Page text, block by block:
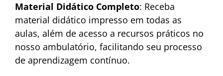
Material Didático Completo: Receba
material didático impresso em todas as
aulas, além de acesso a recursos práticos no
nosso ambulatório, facilitando seu processo
de aprendizagem contínuo.